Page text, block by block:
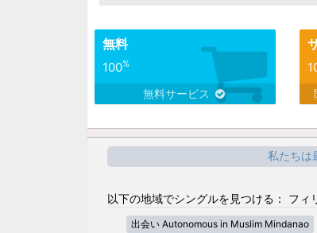
無料
100%
無料サービス
私たちは
以下の地域でシングルを見つける： フィ
出会い Autonomous in Muslim Mindanao